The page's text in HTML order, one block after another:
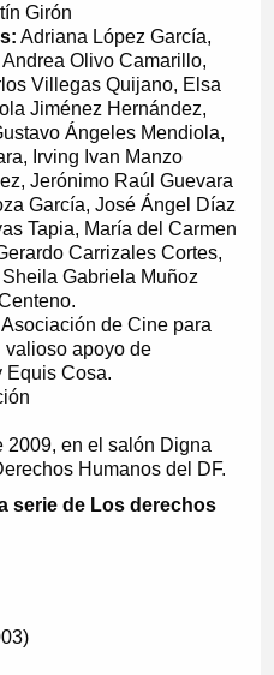
Girón
Adriana López García,
Olivo Camarillo,
Villegas Quijano, Elsa
Jiménez Hernández,
Ángeles Mendiola,
Irving Ivan Manzo
Jerónimo Raúl Guevara
García, José Ángel Díaz
Tapia, María del Carmen
Carrizales Cortes,
Gabriela Muñoz
Asociación de Cine para
valioso apoyo de
Equis Cosa.
2009, en el salón Digna
Humanos del DF.
serie de Los derechos